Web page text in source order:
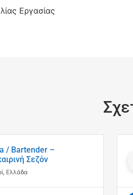
Εργασίας
/ Bartender –
Σεζόν
Ελλάδα